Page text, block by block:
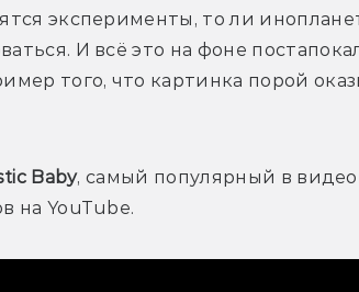
эксперименты, то ли
И всё это на фоне
того, что картинка порой
Baby, самый популярный в
на YouTube.